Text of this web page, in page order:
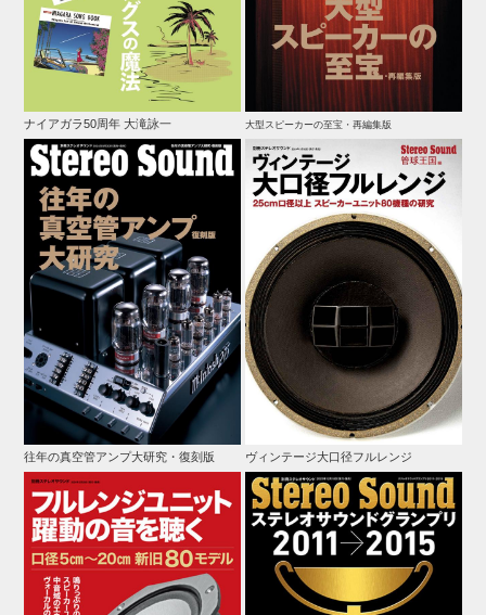
ナイアガラ50周年 大滝詠一 大型スピーカーの至宝・再編集版
往年の真空管アンプ大研究・復刻版 ヴィンテージ大口径フルレンジ